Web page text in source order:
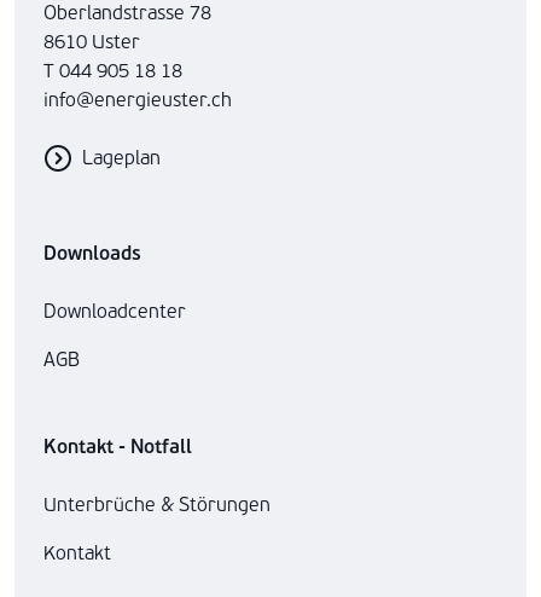
Oberlandstrasse 78
8610 Uster
T 044 905 18 18
info@energieuster.ch
Lageplan
Downloads
Downloadcenter
AGB
Kontakt - Notfall
Unterbrüche & Störungen
Kontakt